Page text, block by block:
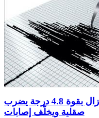
بعد يومين من ثوران بركان: زلزال بقوة 4.8 درجة يضرب
صقلية ويخلّف إصابات